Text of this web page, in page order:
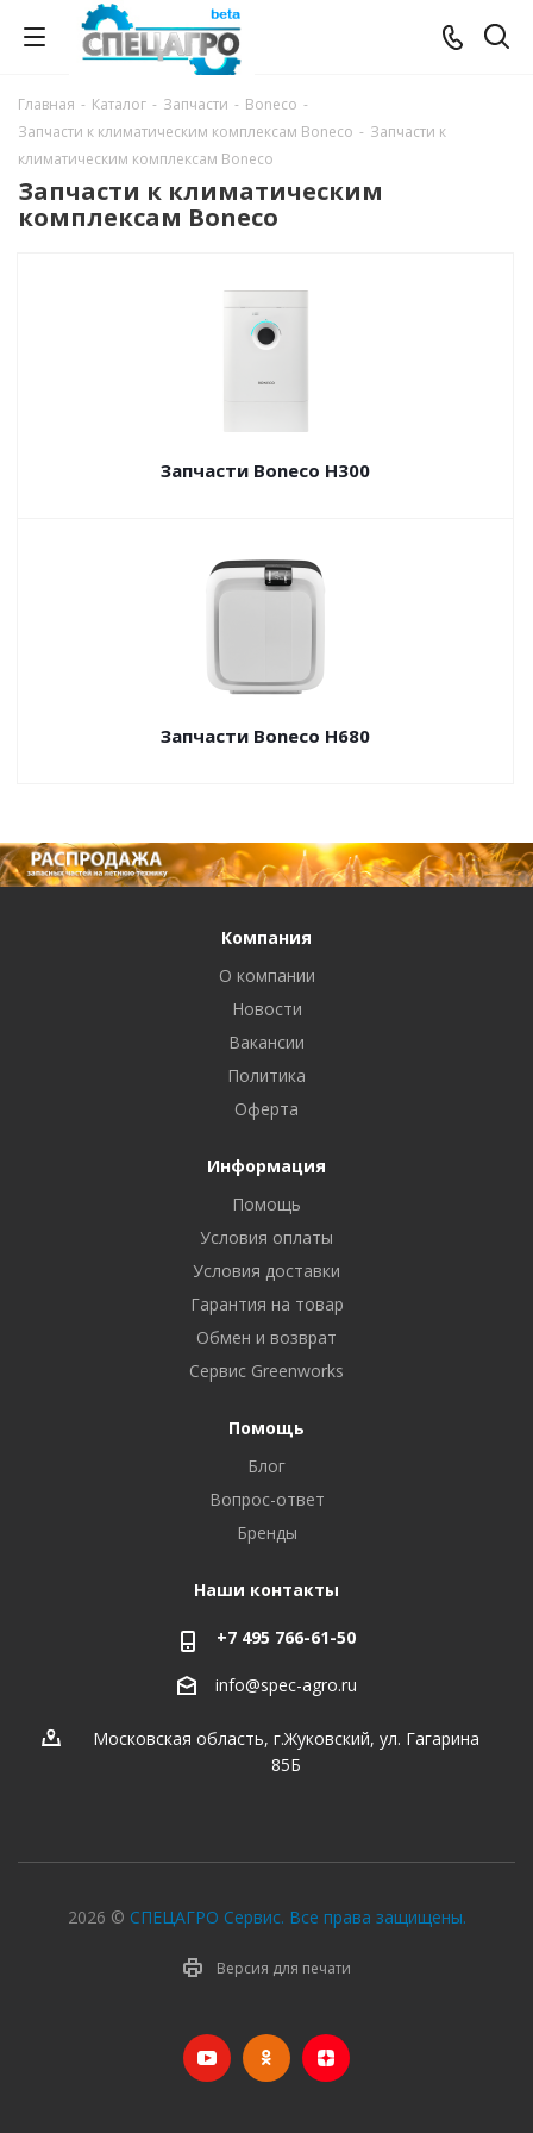
Главная - Каталог - Запчасти - Boneco -
Запчасти к климатическим комплексам Boneco - Запчасти к
климатическим комплексам Boneco
Запчасти к климатическим
комплексам Boneco
Запчасти Boneco H300
Запчасти Boneco H680
Компания
О компании
Новости
Вакансии
Политика
Оферта
Информация
Помощь
Условия оплаты
Условия доставки
Гарантия на товар
Обмен и возврат
Сервис Greenworks
Помощь
Блог
Вопрос-ответ
Бренды
Наши контакты
+7 495 766-61-50
info@spec-agro.ru
Московская область, г.Жуковский, ул. Гагарина
85Б
2026 © СПЕЦАГРО Сервис. Все права защищены.
Версия для печати